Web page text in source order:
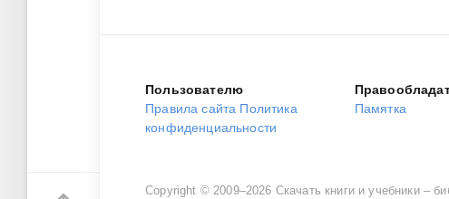
Пользователю
Правила сайта Политика
конфиденциальности
Памятка
Copyright © 2009–2026 Скачать книги и учебники –